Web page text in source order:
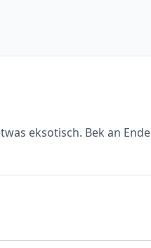
eksotisch. Bek an Ende